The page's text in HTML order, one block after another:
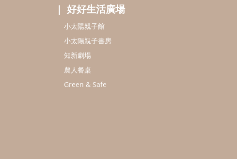
好好生活廣場
小太陽親子館
小太陽親子書房
知新劇場
農人餐桌
Green & Safe